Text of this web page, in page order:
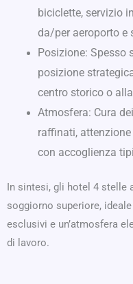
biciclette, servizio
da/per aeroporto e
Posizione: Spesso
posizione
centro storico o
Atmosfera: Cura
raffinati,
con accoglienza
In sintesi, gli hotel 4 stelle
soggiorno superiore,
esclusivi e un’atmosfera
di lavoro.